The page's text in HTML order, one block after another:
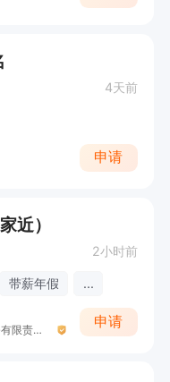
4天前
申请
近）
2小时前
带薪年假 ...
信阳市尘小兔互联网信息科技服务有限责任公司
申请